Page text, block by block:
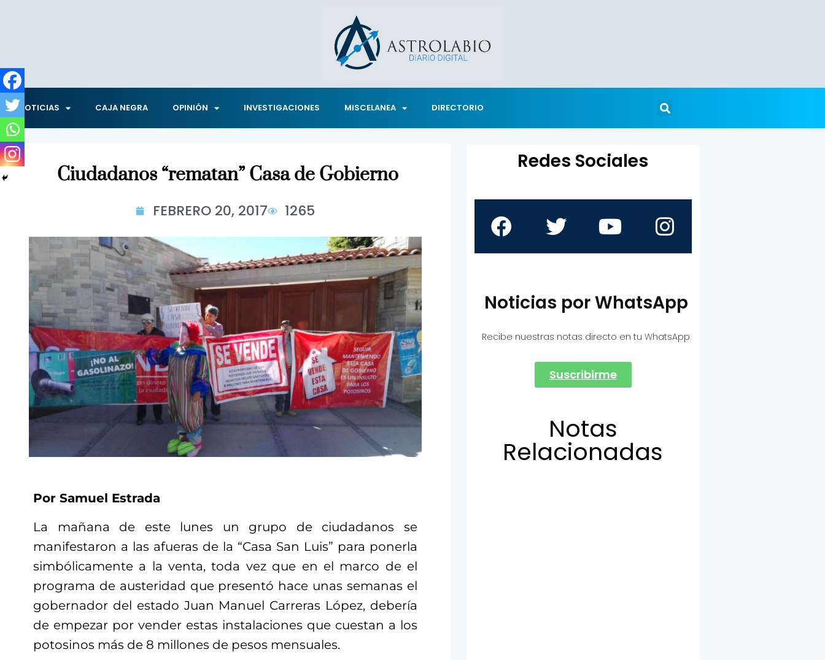
NOTICIAS CAJA NEGRA OPINIÓN INVESTIGACIONES MISCELANEA DIRECTORIO
Ciudadanos “rematan” Casa de Gobierno
FEBRERO 20, 2017 1265
Por Samuel Estrada
La mañana de este lunes un grupo de ciudadanos se
manifestaron a las afueras de la “Casa San Luis” para ponerla
simbólicamente a la venta, toda vez que en el marco de el
programa de austeridad que presentó hace unas semanas el
gobernador del estado Juan Manuel Carreras López, debería
de empezar por vender estas instalaciones que cuestan a los
potosinos más de 8 millones de pesos mensuales.
Redes Sociales
Noticias por WhatsApp
Recibe nuestras notas directo en tu WhatsApp
Suscribirme
Notas
Relacionadas